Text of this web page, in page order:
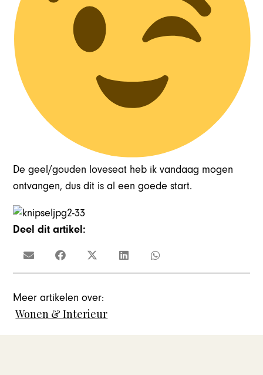
De geel/gouden loveseat heb ik vandaag mogen
ontvangen, dus dit is al een goede start.
Deel dit artikel:
Meer artikelen over:
Wonen & Interieur